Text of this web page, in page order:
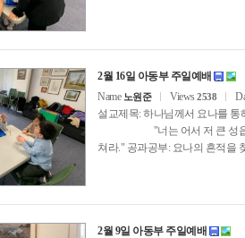
2월 16일 아동부 주일예배
Name 노원준 Views2538
설교제목: 하나님께서 요나
"너는 어서 저 큰 성읍
쳐라." 공과공부: 요나의 흔적을
2월 9일 아동부 주일예배